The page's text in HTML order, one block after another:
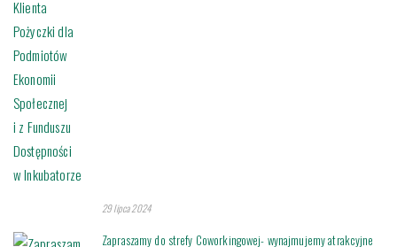
29 lipca 2024
Zapraszamy do strefy Coworkingowej- wynajmujemy atrakcyjne